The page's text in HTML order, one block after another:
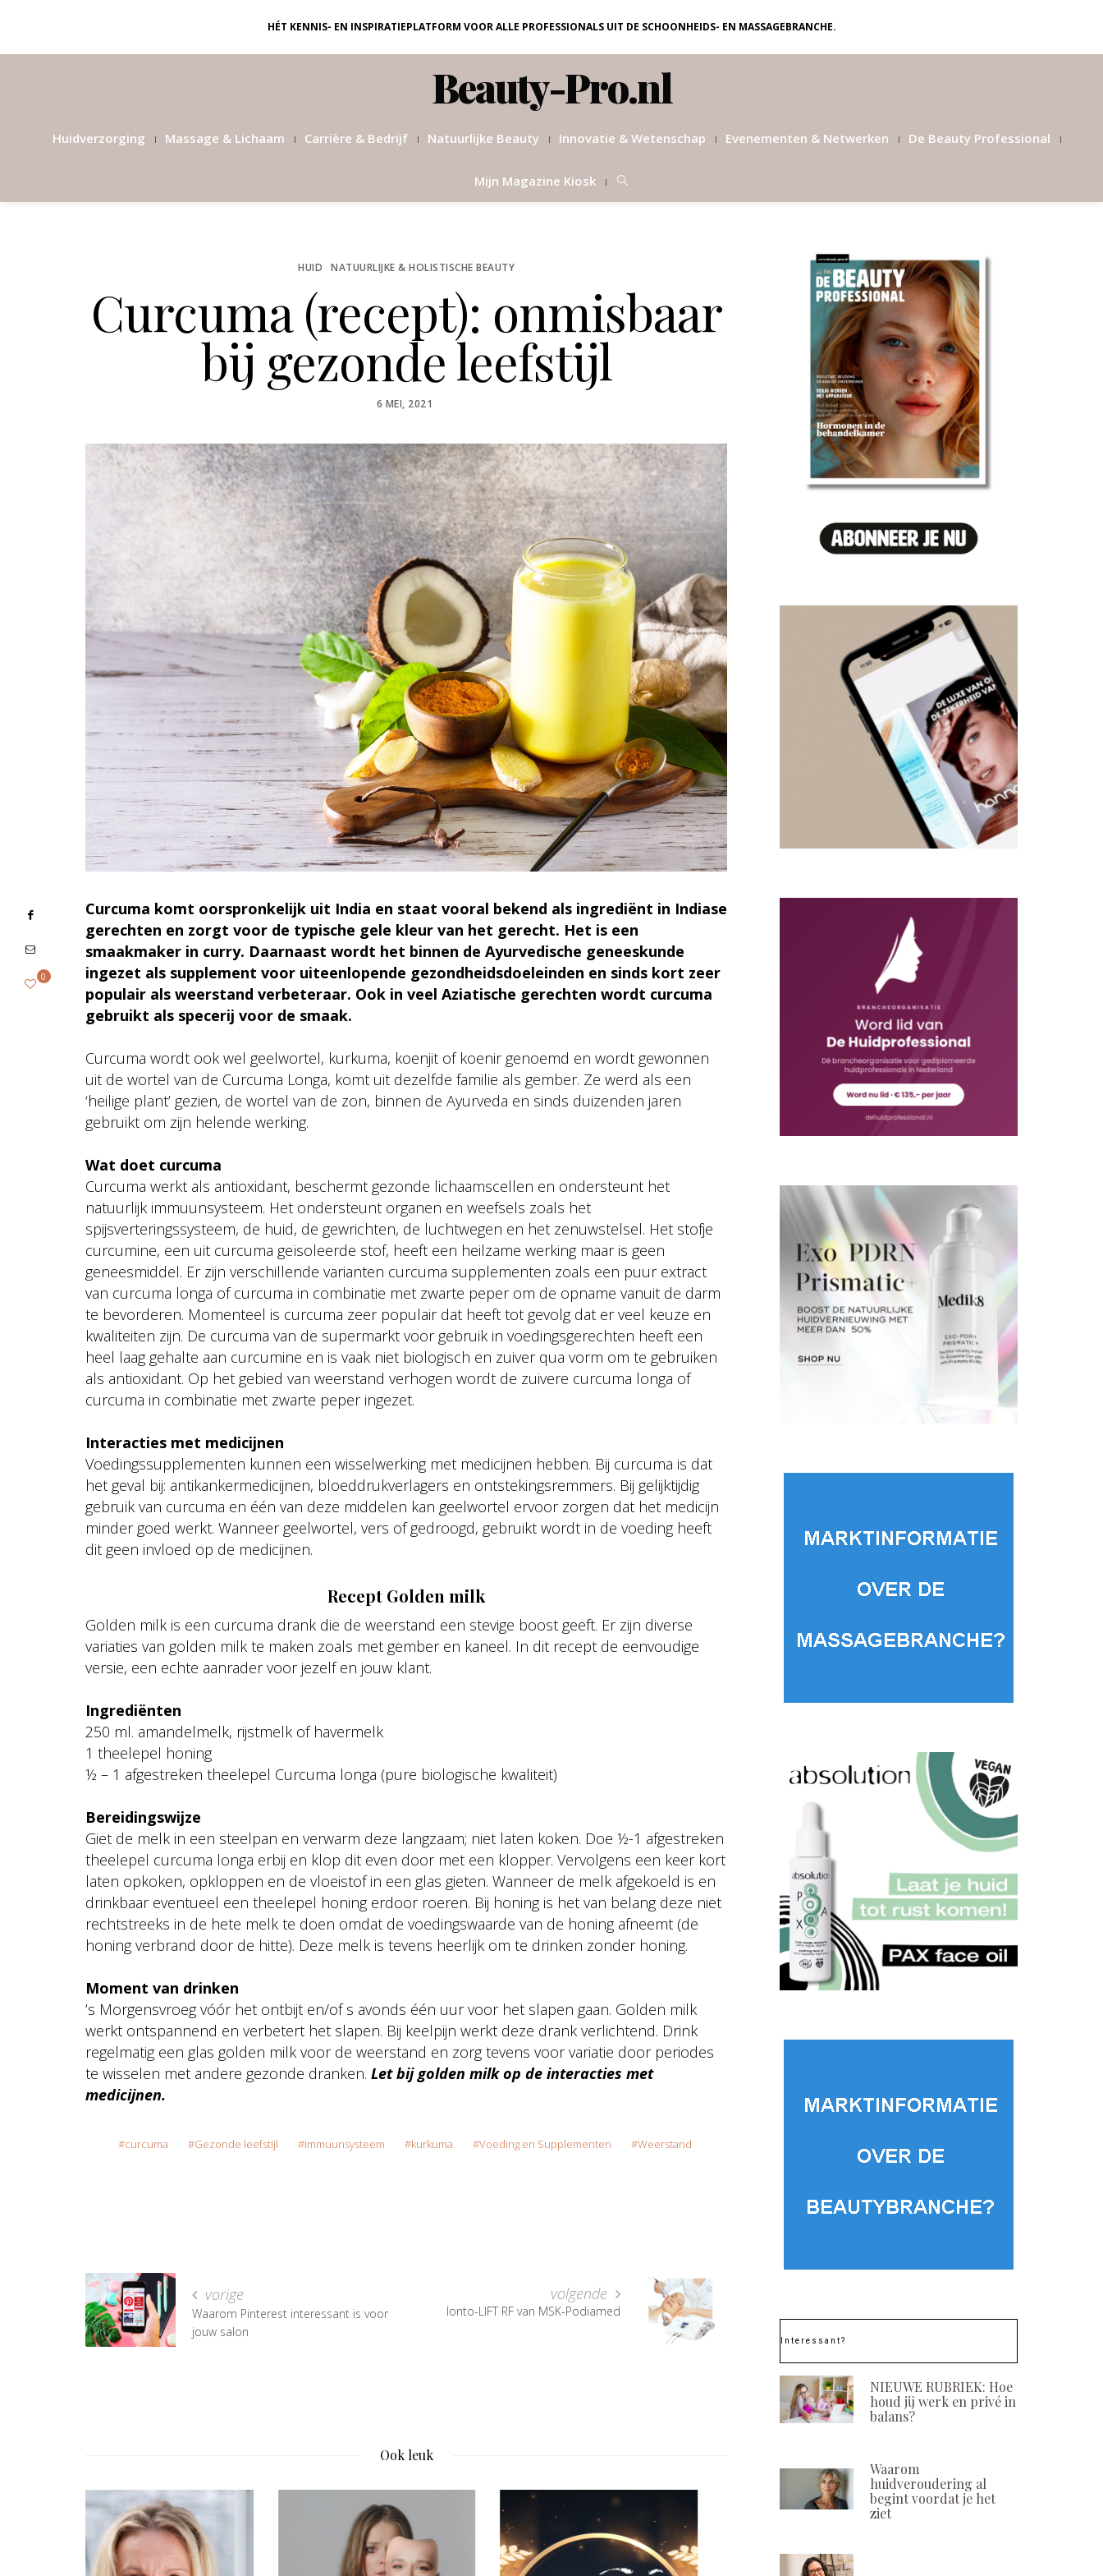
HÉT KENNIS- EN INSPIRATIEPLATFORM VOOR ALLE PROFESSIONALS UIT DE SCHOONHEIDS- EN MASSAGEBRANCHE.
Beauty-Pro.nl
Huidverzorging Massage & Lichaam Carrière & Bedrijf Natuurlijke Beauty Innovatie & Wetenschap Evenementen & Netwerken De Beauty Professional
Mijn Magazine Kiosk
HUID NATUURLIJKE & HOLISTISCHE BEAUTY
Curcuma (recept): onmisbaar
bij gezonde leefstijl
POSTED
6 MEI, 2021
Curcuma komt oorspronkelijk uit India en staat vooral bekend als ingrediënt in Indiase
gerechten en zorgt voor de typische gele kleur van het gerecht. Het is een
smaakmaker in curry. Daarnaast wordt het binnen de Ayurvedische geneeskunde
ingezet als supplement voor uiteenlopende gezondheidsdoeleinden en sinds kort zeer
populair als weerstand verbeteraar. Ook in veel Aziatische gerechten wordt curcuma
gebruikt als specerij voor de smaak.
Curcuma wordt ook wel geelwortel, kurkuma, koenjit of koenir genoemd en wordt gewonnen
uit de wortel van de Curcuma Longa, komt uit dezelfde familie als gember. Ze werd als een
‘heilige plant’ gezien, de wortel van de zon, binnen de Ayurveda en sinds duizenden jaren
gebruikt om zijn helende werking.
Wat doet curcuma
Curcuma werkt als antioxidant, beschermt gezonde lichaamscellen en ondersteunt het
natuurlijk immuunsysteem. Het ondersteunt organen en weefsels zoals het
spijsverteringssysteem, de huid, de gewrichten, de luchtwegen en het zenuwstelsel. Het stofje
curcumine, een uit curcuma geïsoleerde stof, heeft een heilzame werking maar is geen
geneesmiddel. Er zijn verschillende varianten curcuma supplementen zoals een puur extract
van curcuma longa of curcuma in combinatie met zwarte peper om de opname vanuit de darm
te bevorderen. Momenteel is curcuma zeer populair dat heeft tot gevolg dat er veel keuze en
kwaliteiten zijn. De curcuma van de supermarkt voor gebruik in voedingsgerechten heeft een
heel laag gehalte aan curcumine en is vaak niet biologisch en zuiver qua vorm om te gebruiken
als antioxidant. Op het gebied van weerstand verhogen wordt de zuivere curcuma longa of
curcuma in combinatie met zwarte peper ingezet.
Interacties met medicijnen
Voedingssupplementen kunnen een wisselwerking met medicijnen hebben. Bij curcuma is dat
het geval bij: antikankermedicijnen, bloeddrukverlagers en ontstekingsremmers. Bij gelijktijdig
gebruik van curcuma en één van deze middelen kan geelwortel ervoor zorgen dat het medicijn
minder goed werkt. Wanneer geelwortel, vers of gedroogd, gebruikt wordt in de voeding heeft
dit geen invloed op de medicijnen.
Recept Golden milk
Golden milk is een curcuma drank die de weerstand een stevige boost geeft. Er zijn diverse
variaties van golden milk te maken zoals met gember en kaneel. In dit recept de eenvoudige
versie, een echte aanrader voor jezelf en jouw klant.
Ingrediënten
250 ml. amandelmelk, rijstmelk of havermelk
1 theelepel honing
½ – 1 afgestreken theelepel Curcuma longa (pure biologische kwaliteit)
Bereidingswijze
Giet de melk in een steelpan en verwarm deze langzaam; niet laten koken. Doe ½-1 afgestreken
theelepel curcuma longa erbij en klop dit even door met een klopper. Vervolgens een keer kort
laten opkoken, opkloppen en de vloeistof in een glas gieten. Wanneer de melk afgekoeld is en
drinkbaar eventueel een theelepel honing erdoor roeren. Bij honing is het van belang deze niet
rechtstreeks in de hete melk te doen omdat de voedingswaarde van de honing afneemt (de
honing verbrand door de hitte). Deze melk is tevens heerlijk om te drinken zonder honing.
Moment van drinken
’s Morgensvroeg vóór het ontbijt en/of s avonds één uur voor het slapen gaan. Golden milk
werkt ontspannend en verbetert het slapen. Bij keelpijn werkt deze drank verlichtend. Drink
regelmatig een glas golden milk voor de weerstand en zorg tevens voor variatie door periodes
te wisselen met andere gezonde dranken. Let bij golden milk op de interacties met
medicijnen.
0
curcuma Gezonde leefstijl immuunsysteem kurkuma Voeding en Supplementen Weerstand
vorige
Waarom Pinterest interessant is voor
jouw salon
volgende
Ionto-LIFT RF van MSK-Podiamed
Ook leuk
Interessant?
NIEUWE RUBRIEK: Hoe
houd jij werk en privé in
balans?
Waarom
huidveroudering al
begint voordat je het
ziet